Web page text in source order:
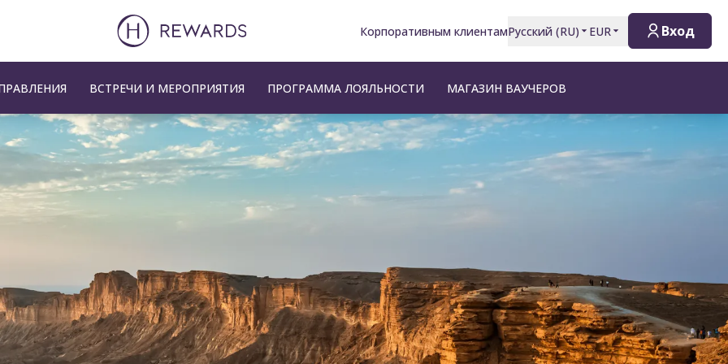
Корпоративным клиентамРусский (RU) EUR Вход
ВСТРЕЧИ И МЕРОПРИЯТИЯ ПРОГРАММА ЛОЯЛЬНОСТИ МАГАЗИН ВАУЧЕРОВ